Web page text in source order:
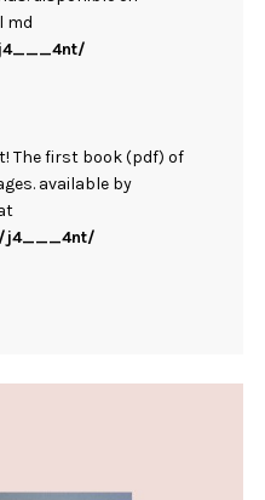
md
The first book (pdf) of
available by
j4___4nt/